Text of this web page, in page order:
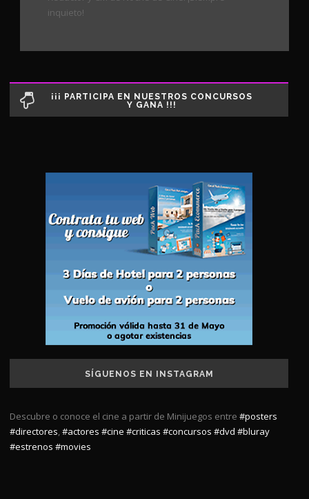
inquieto!
¡¡¡ PARTICIPA EN NUESTROS CONCURSOS
Y GANA !!!
SÍGUENOS EN INSTAGRAM
Descubre o conoce el cine a partir de Minijuegos entre #posters
#directores,#actores #cine #criticas #concursos #dvd #bluray
#estrenos #movies